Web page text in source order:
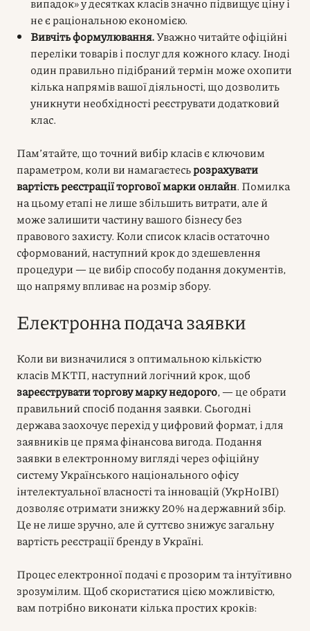
не є раціональною економією.
Вивчіть формулювання.Уважно читайте офіційні
переліки товарів і послуг для кожного класу. Іноді
один правильно підібраний термін може охопити
кілька напрямів вашої діяльності, що дозволить
уникнути необхідності реєструвати додатковий
клас.
Пам’ятайте, що точний вибір класів є ключовим
параметром, коли ви намагаєтесьрозрахувати
вартість реєстрації торгової марки онлайн. Помилка
на цьому етапі не лише збільшить витрати, але й
може залишити частину вашого бізнесу без
правового захисту. Коли список класів остаточно
сформований, наступний крок до здешевлення
процедури — це вибір способу подання документів,
що напряму впливає на розмір збору.
Електронна подача заявки
Коли ви визначилися з оптимальною кількістю
класів МКТП, наступний логічний крок, щоб
зареєструвати торгову марку недорого, — це обрати
правильний спосіб подання заявки. Сьогодні
держава заохочує перехід у цифровий формат, і для
заявників це пряма фінансова вигода. Подання
заявки в електронному вигляді через офіційну
систему Українського національного офісу
інтелектуальної власності та інновацій (УкрНоІВІ)
дозволяє отримати знижку 20% на державний збір.
Це не лише зручно, але й суттєво знижує загальну
вартість реєстрації бренду в Україні.
Процес електронної подачі є прозорим та інтуїтивно
зрозумілим. Щоб скористатися цією можливістю,
вам потрібно виконати кілька простих кроків: